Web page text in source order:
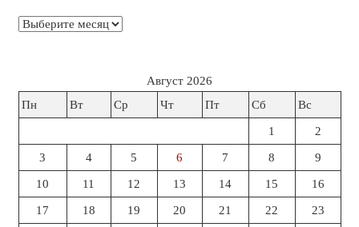
Архивы
Август 2026
Пн
Вт Ср Чт Пт Сб Вс
1 2
3 4 5 6 7 8 9
10 11 12 13 14 15 16
17 18 19 20 21 22 23